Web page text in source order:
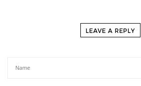
LEAVE A REPLY